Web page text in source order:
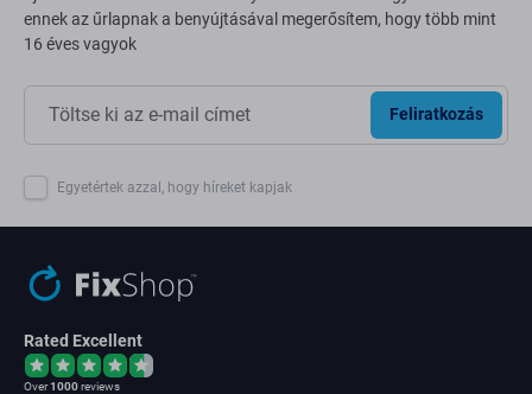
ennek az űrlapnak a benyújtásával megerősítem, hogy több mint
16 éves vagyok
Feliratkozás
Egyetértek azzal, hogy híreket kapjak
Rated Excellent
Over1000reviews